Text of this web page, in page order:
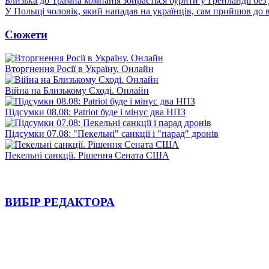
У Польщі чоловік, який нападав на українців, сам прийшов до
Сюжети
Вторгнення Росії в Україну. Онлайн
Війна на Близькому Сході. Онлайн
Підсумки 08.08: Patriot буде і мінус два НПЗ
Підсумки 07.08: "Пекельні" санкції і "парад" дронів
Пекельні санкції. Рішення Сената США
ВИБІР РЕДАКТОРА